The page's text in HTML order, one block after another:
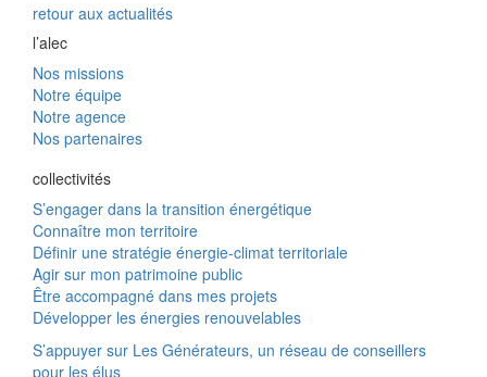
retour aux actualités
l’alec
Nos missions
Notre équipe
Notre agence
Nos partenaires
collectivités
S’engager dans la transition énergétique
Connaître mon territoire
Définir une stratégie énergie-climat territoriale
Agir sur mon patrimoine public
Être accompagné dans mes projets
Développer les énergies renouvelables
S’appuyer sur Les Générateurs, un réseau de conseillers
pour les élus